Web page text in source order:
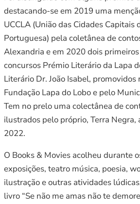
destacando-se em 2019 uma
UCCLA (União das Cidades Capitais
Portuguesa) pela coletânea de
Alexandria e em 2020 dois
concursos Prémio Literário da Lapa
Literário Dr. João Isabel,
Fundação Lapa do Lobo e pelo
Tem no prelo uma colectânea de
ilustrados pelo próprio, Terra Negra,
2022.
O Books & Movies acolheu durante
exposições, teatro música, poesia,
ilustração e outras atividades
livro “Se não me amas não te